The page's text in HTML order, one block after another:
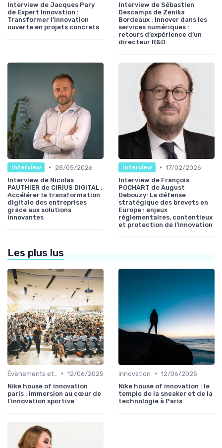
Interview de Jacques Pary
de Expert Innovation :
Transformer l’innovation
ouverte en projets concrets
Interview de Sébastien
Descamps de Zenika
Bordeaux : Innover dans les
services numériques :
retours d’expérience d’un
directeur R&D
Interview •
28/05/2026
Interview de Nicolas
PAUTHIER de CIRIUS DIGITAL :
Accélérer la transformation
digitale des entreprises
grâce aux solutions
innovantes
Interview • 17/02/2026
Interview de François
POCHART de August
Debouzy: La défense
stratégique des brevets en
Europe : enjeux
réglementaires, contentieux
et protection de l’innovation
Les plus lus
• 12/06/2025
Nike house of innovation
paris : immersion au cœur de
l'innovation sportive
Innovation • 12/06/2025
Nike house of innovation : le
temple de la sneaker et de la
technologie à Paris